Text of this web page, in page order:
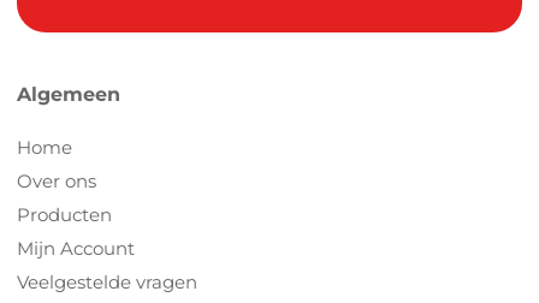
Algemeen
Home
Over ons
Producten
Mijn Account
Veelgestelde vragen